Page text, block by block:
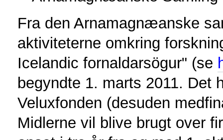
Fra den Arnamagnæanske
aktiviteterne omkring
Icelandic fornaldarsögur" (se
begyndte 1. marts 2011. Det
Veluxfonden (desuden
Midlerne vil blive brugt over